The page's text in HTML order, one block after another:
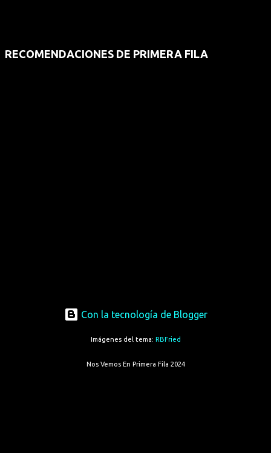
RECOMENDACIONES DE PRIMERA FILA
Con la tecnología de Blogger
Imágenes del tema: RBFried
Nos Vemos En Primera Fila 2024